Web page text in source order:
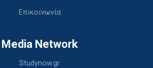
Επικοινωνία
Media Network
Studynow.gr